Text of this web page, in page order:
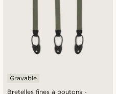
Bretelles fines à boutons -
Gravable